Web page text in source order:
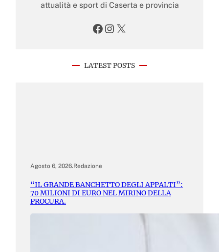
attualità e sport di Caserta e provincia
Facebook Instagram X
LATEST POSTS
Agosto 6, 2026.Redazione
“IL GRANDE BANCHETTO DEGLI APPALTI”:
70 MILIONI DI EURO NEL MIRINO DELLA
PROCURA.